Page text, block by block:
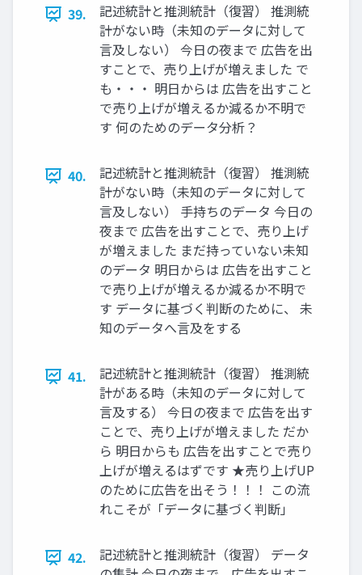
39.
記述統計と推測統計（復習） 推測統
計がない時（未知のデータに対して
言及しない） 今日の夜まで 広告を出
すことで、売り上げが増えました で
も・・・ 明日からは 広告を出すこと
で売り上げが増えるか減るか不明で
す 何のためのデータ分析？
40.
記述統計と推測統計（復習） 推測統
計がない時（未知のデータに対して
言及しない） 手持ちのデータ 今日の
夜まで 広告を出すことで、売り上げ
が増えました まだ持っていない未知
のデータ 明日からは 広告を出すこと
で売り上げが増えるか減るか不明で
す データに基づく判断のために、 未
知のデータへ言及をする
41.
記述統計と推測統計（復習） 推測統
計がある時（未知のデータに対して
言及する） 今日の夜まで 広告を出す
ことで、売り上げが増えました だか
ら 明日からも 広告を出すことで売り
上げが増えるはずです ★売り上げUP
のために広告を出そう！！！ この流
れこそが「データに基づく判断」
42.
記述統計と推測統計（復習） データ